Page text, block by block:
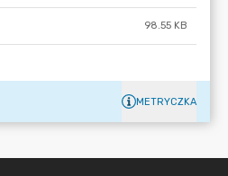
98.55 KB
METRYCZKA